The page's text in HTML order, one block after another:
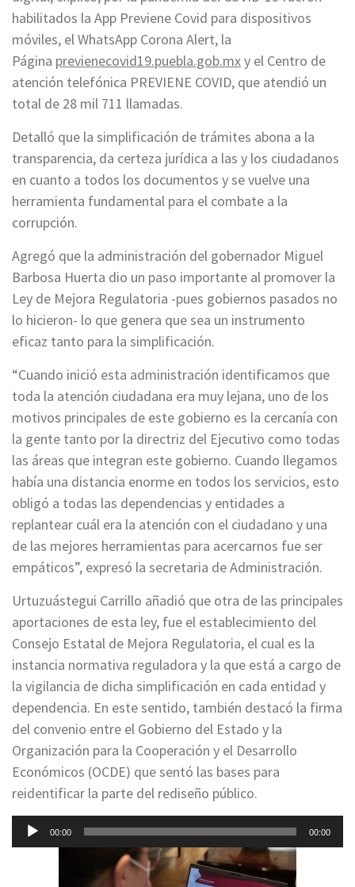
habilitados la App Previene Covid para dispositivos
móviles, el WhatsApp Corona Alert, la
Página previenecovid19.puebla.gob.mxy el Centro de
atención telefónica PREVIENE COVID, que atendió un
total de 28 mil 711 llamadas.
Detalló que la simplificación de trámites abona a la
transparencia, da certeza jurídica a las y los ciudadanos
en cuanto a todos los documentos y se vuelve una
herramienta fundamental para el combate a la
corrupción.
Agregó que la administración del gobernador Miguel
Barbosa Huerta dio un paso importante al promover la
Ley de Mejora Regulatoria -pues gobiernos pasados no
lo hicieron- lo que genera que sea un instrumento
eficaz tanto para la simplificación.
“Cuando inició esta administración identificamos que
toda la atención ciudadana era muy lejana, uno de los
motivos principales de este gobierno es la cercanía con
la gente tanto por la directriz del Ejecutivo como todas
las áreas que integran este gobierno. Cuando llegamos
había una distancia enorme en todos los servicios, esto
obligó a todas las dependencias y entidades a
replantear cuál era la atención con el ciudadano y una
de las mejores herramientas para acercarnos fue ser
empáticos”, expresó la secretaria de Administración.
Urtuzuástegui Carrillo añadió que otra de las principales
aportaciones de esta ley, fue el establecimiento del
Consejo Estatal de Mejora Regulatoria, el cual es la
instancia normativa reguladora y la que está a cargo de
la vigilancia de dicha simplificación en cada entidad y
dependencia. En este sentido, también destacó la firma
del convenio entre el Gobierno del Estado y la
Organización para la Cooperación y el Desarrollo
Económicos (OCDE) que sentó las bases para
reidentificar la parte del rediseño público.
Reproductor
de
00:00 00:00